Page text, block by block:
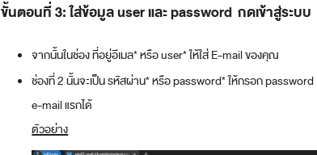
ขั้นตอนที่ 3: ใส่ข้อมูล user และ password กดเข้าสู่ระบบ
จากนั้นในช่อง ที่อยู่อีเมล* หรือ user* ให้ใส่ E-mail ของคุณ
ช่องที่ 2 นั้นจะเป็น รหัสผ่าน* หรือ password* ให้กรอก
e-mail แรกได้
ตัวอย่าง